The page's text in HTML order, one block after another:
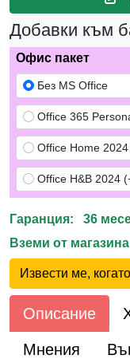
Добавки към
Офис пакет
Без MS Office
Office 365
Office Home
Office H&B 2024
Гаранция: 36
Вземи от
Извести ме,
Описание
Мнения